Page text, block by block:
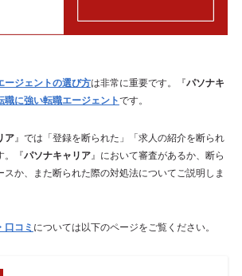
ージェントの選び方は非常に重要です。『パソナキ
職に強い転職エージェントです。
ア』では「登録を断られた」「求人の紹介を断られ
。『パソナキャリア』において審査があるか、断ら
か、また断られた際の対処法についてご説明しま
口コミ については以下のページをご覧ください。